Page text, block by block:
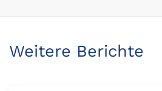
Weitere Berichte